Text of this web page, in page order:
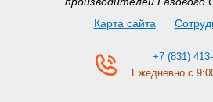
Карта сайта
+7 (831)
Ежедневно с